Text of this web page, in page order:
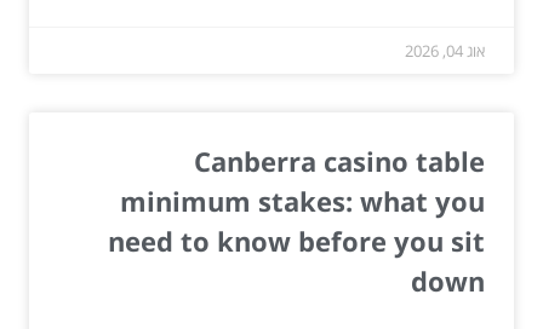
אוג 04, 2026
Canberra casino table
minimum stakes: what you
need to know before you sit
down